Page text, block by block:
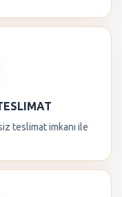
teslimat imkanı ile